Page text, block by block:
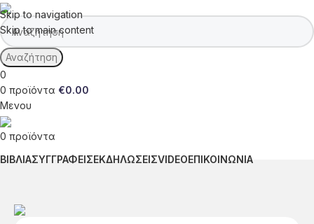
Skip to navigation
Skip to main content
Αναζήτηση
0
0 προϊόντα €0.00
Μενου
0 προϊόντα
ΒΙΒΛΙΑΣΥΓΓΡΑΦΕΙΣΕΚΔΗΛΩΣΕΙΣVIDEOΕΠΙΚΟΙΝΩΝΙΑ